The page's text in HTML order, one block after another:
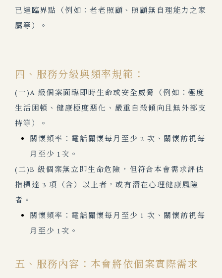
已達臨界點（例如：老老照顧、照顧無自理能力之家
屬等）。
四、服務分級與頻率規範：
(一)A 級個案面臨即時生命或安全威脅（例如：極度
生活困頓、健康極度惡化、嚴重自殺傾向且無外部支
持等）。
關懷頻率：電話關懷每月至少 2 次、關懷訪視每
月至少 1次。
(二)B 級個案無立即生命危險，但符合本會需求評估
指標達 3 項（含）以上者，或有潛在心理健康風險
者。
關懷頻率：電話關懷每月至少 1 次、關懷訪視每
月至少 1次。
五、服務內容：本會將依個案實際需求